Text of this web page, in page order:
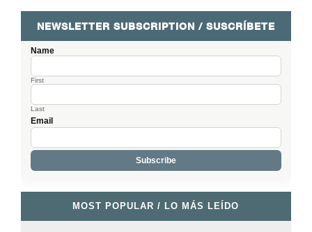
NEWSLETTER SUBSCRIPTION / SUSCRÍBETE
Name
First
Last
Email
MOST POPULAR / LO MÁS LEÍDO